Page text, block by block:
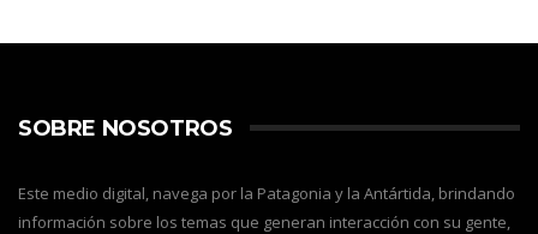
SOBRE NOSOTROS
Este medio digital, navega por la Patagonia y la Antártida, brindando
información sobre los temas que generan interacción con su gente,